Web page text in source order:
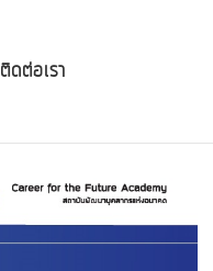
ติดต่อเรา